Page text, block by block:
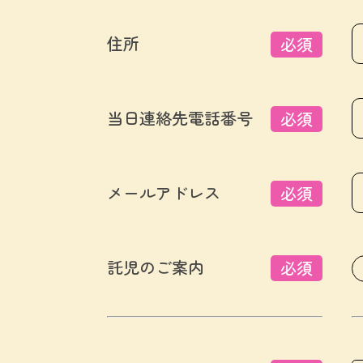
住所 必須
当日連絡先電話番号 必須
メールアドレス 必須
託児のご案内 必須